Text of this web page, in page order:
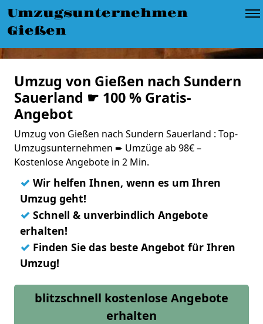
Umzugsunternehmen
Gießen
Umzug von Gießen nach Sundern
Sauerland ☛ 100 % Gratis-
Angebot
Umzug von Gießen nach Sundern Sauerland : Top-
Umzugsunternehmen ➨ Umzüge ab 98€ –
Kostenlose Angebote in 2 Min.
✓ Wir helfen Ihnen, wenn es um Ihren
Umzug geht!
✓ Schnell & unverbindlich Angebote
erhalten!
✓ Finden Sie das beste Angebot für Ihren
Umzug!
blitzschnell kostenlose Angebote
erhalten